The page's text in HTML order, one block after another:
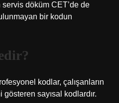
servis döküm CET’de de
bir kodun
kodlar, çalışanların
gösteren sayısal kodlardır.